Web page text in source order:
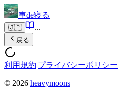
車de寝る
🇯🇵 ...
戻る
利用規約|プライバシーポリシー
© 2026 heavymoons